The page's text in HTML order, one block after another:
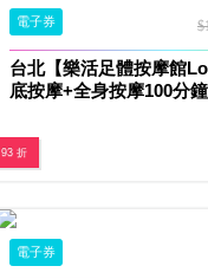
電子券
台北【樂活足體按摩館
底按摩+全身按摩100分
93 折
電子券